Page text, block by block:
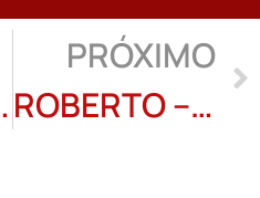
Maria Mano
PRÓXIMO
ROBERTO – JANDIRA ZANCHI